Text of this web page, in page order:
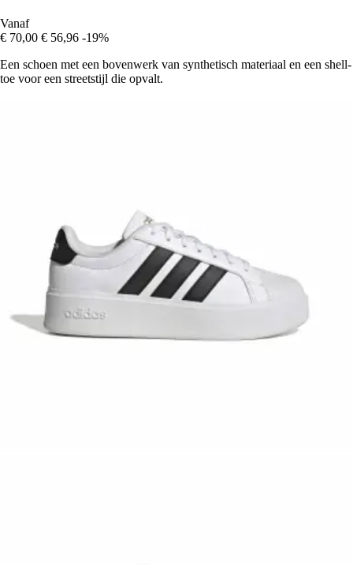
Vanaf
€ 70,00 € 56,96 -19%
Een schoen met een bovenwerk van synthetisch materiaal en een shell-
toe voor een streetstijl die opvalt.